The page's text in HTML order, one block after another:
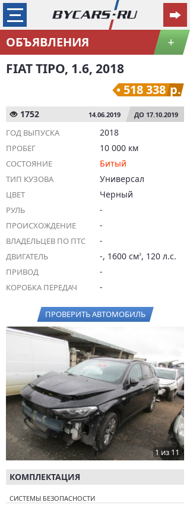
ОБЪЯВЛЕНИЯ +
FIAT TIPO, 1.6, 2018
518 338 р.
1752 14.06.2019 ДО 17.10.2019
ГОД ВЫПУСКА 2018
ПРОБЕГ 10 000 км
СОСТОЯНИЕ Битый
ТИП КУЗОВА Универсал
ЦВЕТ Черный
РУЛЬ -
ПРОИСХОЖДЕНИЕ -
ВЛАДЕЛЬЦЕВ ПО ПТС -
ДВИГАТЕЛЬ -, 1600 см3, 120 л.с.
ПРИВОД -
КОРОБКА ПЕРЕДАЧ -
ПРОВЕРИТЬ АВТОМОБИЛЬ
1 из 11
КОМПЛЕКТАЦИЯ
СИСТЕМЫ БЕЗОПАСНОСТИ